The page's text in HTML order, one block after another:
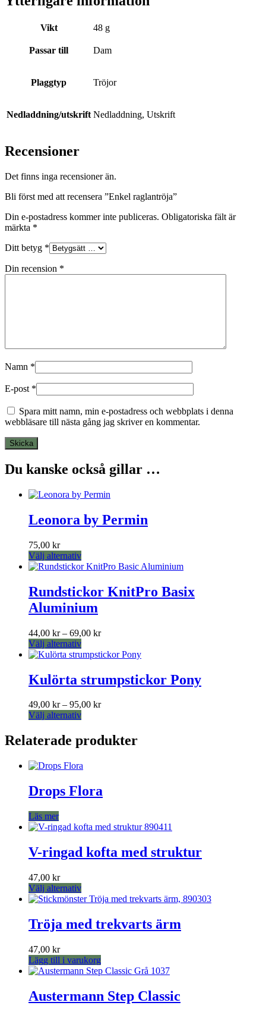
Vikt 48 g
Passar till Dam
Plaggtyp Tröjor
Nedladdning/utskrift Nedladdning, Utskrift
Recensioner
Det finns inga recensioner än.
Bli först med att recensera ”Enkel raglantröja”
Din e-postadress kommer inte publiceras. Obligatoriska fält är
märkta *
Ditt betyg *
Din recension *
Namn *
E-post *
Spara mitt namn, min e-postadress och webbplats i denna
webbläsare till nästa gång jag skriver en kommentar.
Du kanske också gillar …
Leonora by Permin
75,00 kr
Välj alternativDen
här
har
flera
varianter.
olika
alternativen
kan
väljas
produktsidan
Rundstickor KnitPro Basix
Aluminium
44,00 kr – 69,00 krPrisintervall:
till
Välj alternativDen
här
har
flera
De
olika
kan
produktsidan
Kulörta strumpstickor Pony
49,00 kr – 95,00 krPrisintervall:
95,00 kr
Välj alternativDen
produkten
har
varianter.
olika
alternativen
väljas
på
Relaterade produkter
Drops Flora
Läs mer
V-ringad kofta med struktur
47,00 kr
Välj alternativDen
här
har
flera
olika
alternativen
väljas
på
Tröja med trekvarts ärm
47,00 kr
Lägg till i varukorg
Austermann Step Classic